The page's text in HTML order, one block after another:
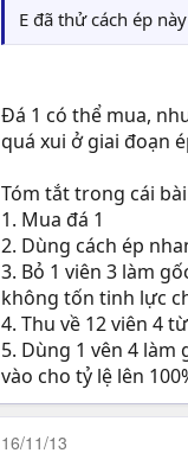
E đã thử cách ép
Đá 1 có thể mua,
quá xui ở giai đoạn
Tóm tắt trong cái
1. Mua đá 1
2. Dùng cách ép
3. Bỏ 1 viên 3 làm
không tốn tinh lực
4. Thu về 12 viên 4
5. Dùng 1 vên 4 làm
vào cho tỷ lệ lên
16/11/13